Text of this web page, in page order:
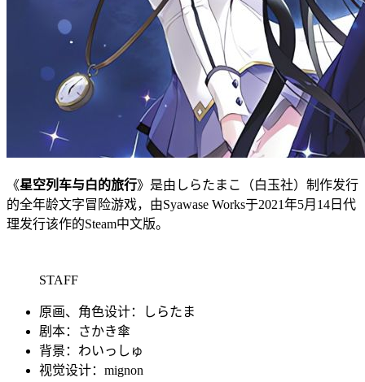
《星空列车与白的旅行》是由しらたまこ（白玉社）制作发行
的全年龄文字冒险游戏，由Syawase Works于2021年5月14日代
理发行该作的Steam中文版。
STAFF
原画、角色设计：しらたま
剧本：さかき傘
背景：わいっしゅ
视觉设计：mignon